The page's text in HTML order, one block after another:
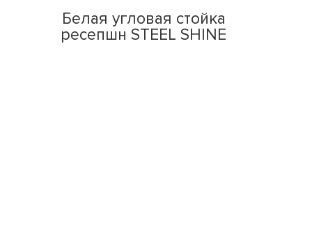
Белая угловая стойка
ресепшн STEEL SHINE